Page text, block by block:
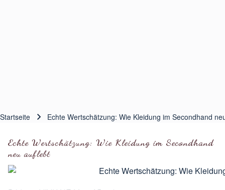
Startseite Echte Wertschätzung: Wie Kleidung im Secondhand
Echte Wertschätzung: Wie Kleidung im Secondhand
neu auflebt